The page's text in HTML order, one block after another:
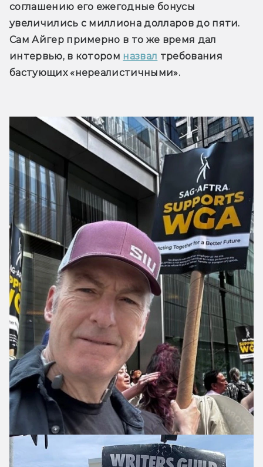
соглашению его ежегодные бонусы
увеличились с миллиона долларов до пяти.
Сам Айгер примерно в то же время дал
интервью, в котором назвал требования
бастующих «нереалистичными».